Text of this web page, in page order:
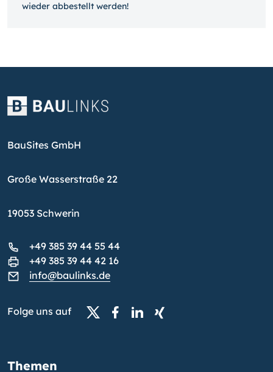
wieder ab­bestellt werden!
BauSites GmbH
Große Wasserstraße 22
19053 Schwerin
+49 385 39 44 55 44
+49 385 39 44 42 16
info@baulinks.de
Folge uns auf
Themen